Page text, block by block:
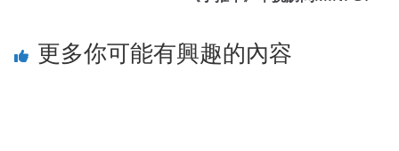
更多你可能有興趣的內容